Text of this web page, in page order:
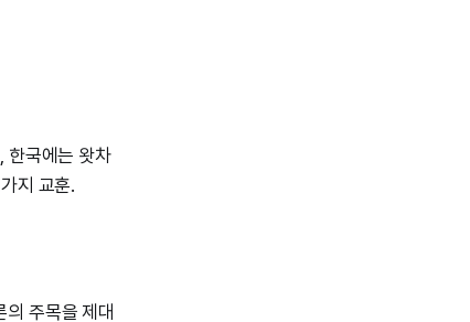
한국에는 왓차
지 교훈.
의 주목을 제대